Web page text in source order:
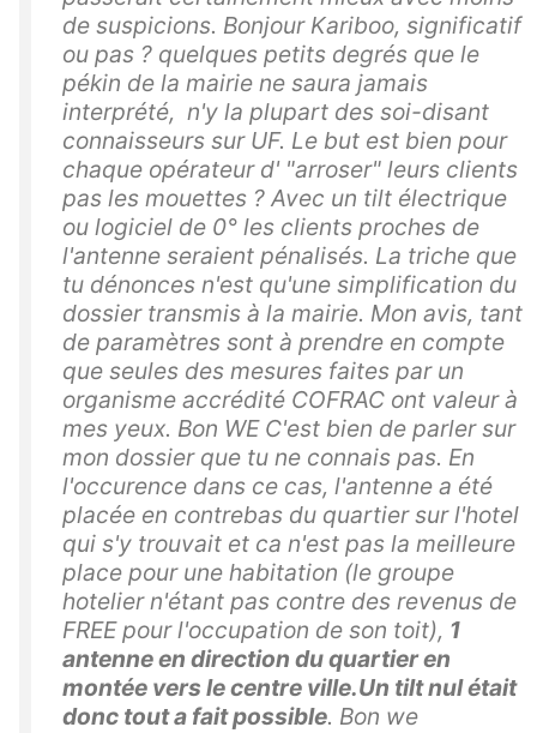
de suspicions. Bonjour Kariboo, significatif
ou pas ? quelques petits degrés que le
pékin de la mairie ne saura jamais
interprété, n'y la plupart des soi-disant
connaisseurs sur UF. Le but est bien pour
chaque opérateur d' "arroser" leurs clients
pas les mouettes ? Avec un tilt électrique
ou logiciel de 0° les clients proches de
l'antenne seraient pénalisés. La triche que
tu dénonces n'est qu'une simplification du
dossier transmis à la mairie. Mon avis, tant
de paramètres sont à prendre en compte
que seules des mesures faites par un
organisme accrédité COFRAC ont valeur à
mes yeux. Bon WE C'est bien de parler sur
mon dossier que tu ne connais pas. En
l'occurence dans ce cas, l'antenne a été
placée en contrebas du quartier sur l'hotel
qui s'y trouvait et ca n'est pas la meilleure
place pour une habitation (le groupe
hotelier n'étant pas contre des revenus de
FREE pour l'occupation de son toit), 1
antenne en direction du quartier en
montée vers le centre ville.Un tilt nul était
donc tout a fait possible. Bon we